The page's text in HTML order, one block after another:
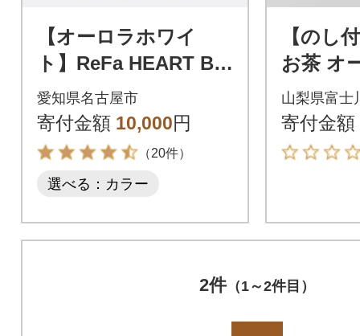
【オーロラホワイ
ト】ReFa HEART BR
USH リファ ハートブ
ラシ 美容
愛知県名古屋市
寄付金額 10,000円
（20件）
選べる：カラー
【のし
お茶 オ
山梨県富士
寄付金額
2件（1～2件目）